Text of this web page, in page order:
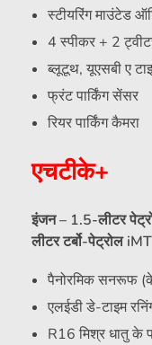
स्टीयरिंग माउंटेड
4 स्पीकर + 2
ब्लूटूथ, यूएसबी ए
फ्रंट पार्किंग सेंसर
रियर पार्किंग कैमरा
एचटीके+
इंजन – 1.5-लीटर
लीटर टर्बो-पेट्रोल iMT
पैनोरमिक सनरूफ
एलईडी डे-टाइम
R16 मिश्र धातु के